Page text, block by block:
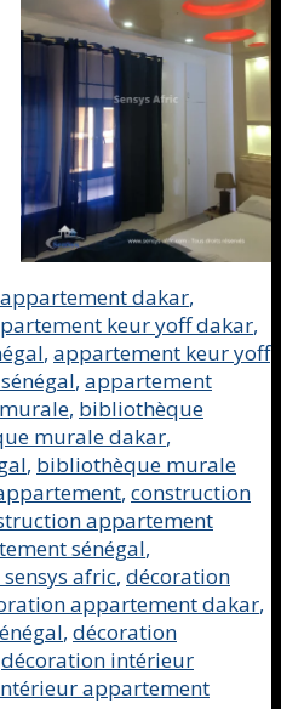
appartement dakar,
keur yoff dakar,
, appartement keur yoff
, appartement
, bibliothèque
murale dakar,
, bibliothèque murale
, construction
appartement
sénégal,
afric, décoration
appartement dakar,
, décoration
décoration intérieur
appartement